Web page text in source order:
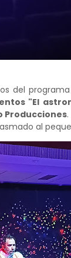
del
"El
Producciones
al